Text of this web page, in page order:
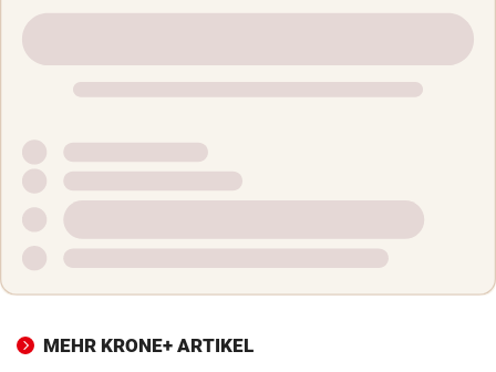
MEHR KRONE+ ARTIKEL